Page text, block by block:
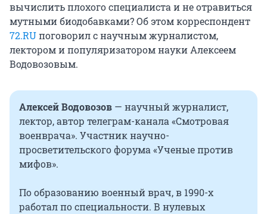
вычислить плохого специалиста и не отравиться
мутными биодобавками? Об этом корреспондент
72.RUпоговорил с научным журналистом,
лектором и популяризатором науки Алексеем
Водовозовым.
Алексей Водовозов — научный журналист,
лектор, автор телеграм-канала «Смотровая
военврача». Участник научно-
просветительского форума «Ученые против
мифов».
По образованию военный врач, в 1990-х
работал по специальности. В нулевых